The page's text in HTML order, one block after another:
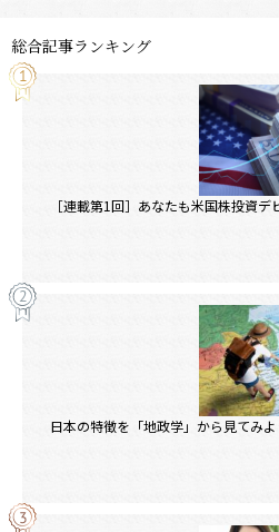
総合記事ランキング
［連載第1回］あなたも米国株投資
日本の特徴を「地政学」から見てみ